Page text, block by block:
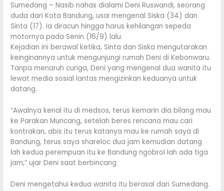
Sumedang – Nasib nahas dialami Deni Ruswandi, seorang
duda dari Kota Bandung, usai mengenal Siska (34) dan
Sinta (17). Ia diracun hingga harus kehilangan sepeda
motornya pada Senin (16/9) lalu.
Kejadian ini berawal ketika, Sinta dan Siska mengutarakan
keinginannya untuk mengunjungi rumah Deni di Kebonwaru.
Tanpa menaruh curiga, Deni yang mengenal dua wanita itu
lewat media sosial lantas mengizinkan keduanya untuk
datang.
“Awalnya kenal itu di medsos, terus kemarin dia bilang mau
ke Parakan Muncang, setelah beres rencana mau cari
kontrakan, abis itu terus katanya mau ke rumah saya di
Bandung, terus saya shareloc dua jam kemudian datang
lah kedua perempuan itu ke Bandung ngobrol lah ada tiga
jam,” ujar Deni saat berbincang
Deni mengetahui kedua wanita itu berasal dari Sumedang.